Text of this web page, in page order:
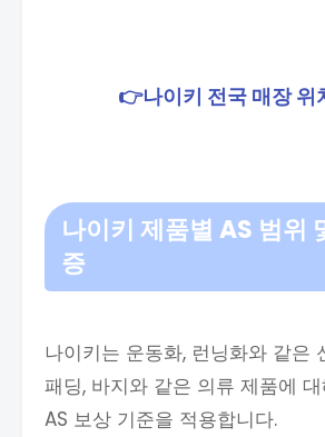
👉나이키 전국 매장 위
나이키 제품별 AS 범위
증
나이키는 운동화, 런닝화와 같은
패딩, 바지와 같은 의류 제품에
AS 보상 기준을 적용합니다.